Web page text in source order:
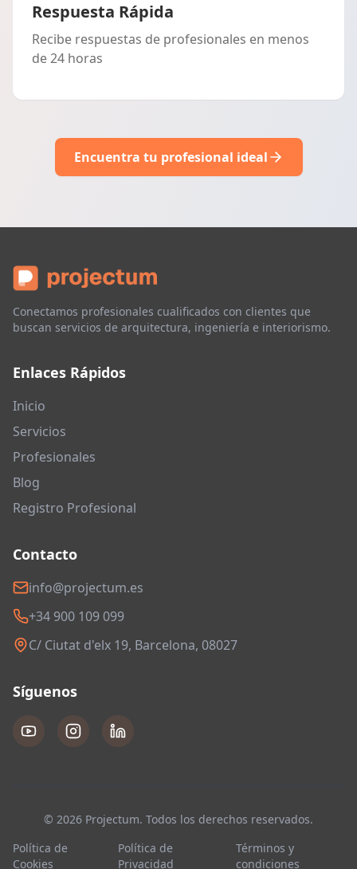
Respuesta Rápida
Recibe respuestas de profesionales en menos
de 24 horas
Encuentra tu profesional ideal
Conectamos profesionales cualificados con clientes que
buscan servicios de arquitectura, ingeniería e interiorismo.
Enlaces Rápidos
Inicio
Servicios
Profesionales
Blog
Registro Profesional
Contacto
info@projectum.es
+34 900 109 099
C/ Ciutat d'elx 19, Barcelona, 08027
Síguenos
© 2026 Projectum. Todos los derechos reservados.
Política de
Cookies
Política de
Privacidad
Términos y
condiciones